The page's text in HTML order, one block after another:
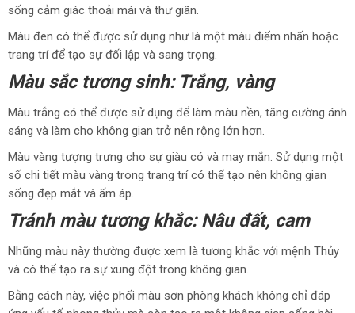
sống cảm giác thoải mái và thư giãn.
Màu đen có thể được sử dụng như là một màu điểm nhấn hoặc
trang trí để tạo sự đối lập và sang trọng.
Màu sắc tương sinh: Trắng, vàng
Màu trắng có thể được sử dụng để làm màu nền, tăng cường ánh
sáng và làm cho không gian trở nên rộng lớn hơn.
Màu vàng tượng trưng cho sự giàu có và may mắn. Sử dụng một
số chi tiết màu vàng trong trang trí có thể tạo nên không gian
sống đẹp mắt và ấm áp.
Tránh màu tương khắc: Nâu đất, cam
Những màu này thường được xem là tương khắc với mệnh Thủy
và có thể tạo ra sự xung đột trong không gian.
Bằng cách này, việc phối màu sơn phòng khách không chỉ đáp